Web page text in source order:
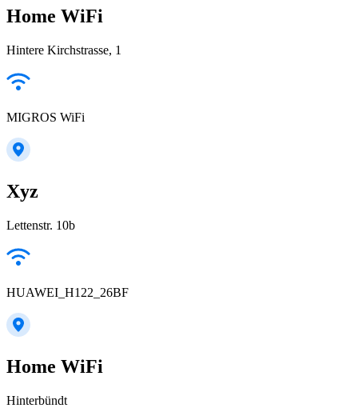
Home WiFi
Hintere Kirchstrasse, 1
MIGROS WiFi
Xyz
Lettenstr. 10b
HUAWEI_H122_26BF
Home WiFi
Hinterbündt